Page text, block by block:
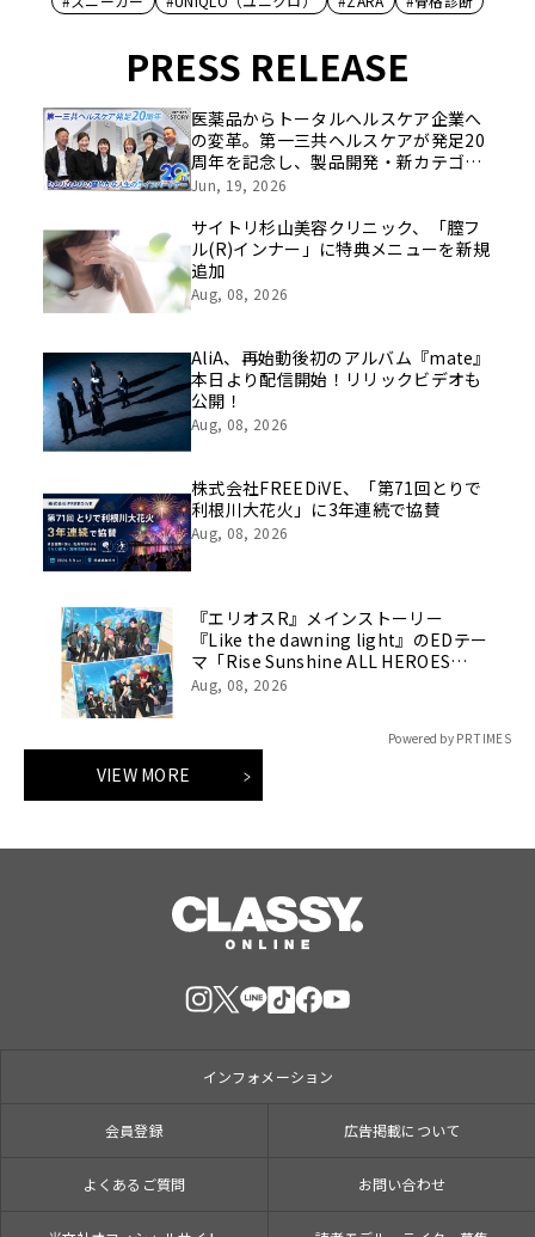
PRESS RELEASE
医薬品からトータルヘルスケア企業へ
の変革。第一三共ヘルスケアが発足20
周年を記念し、製品開発・新カテゴリ
挑戦の舞台や旧社統合時のエピソード
像を公開！
Jun, 19, 2026
サイトリ杉山美容クリニック、「膣フ
ル(R)インナー」に特典メニューを新規
追加
Aug, 08, 2026
AliA、再始動後初のアルバム『mate』
本日より配信開始！リリックビデオも
公開！
Aug, 08, 2026
株式会社FREEDiVE、「第71回とりで
利根川大花火」に3年連続で協賛
Aug, 08, 2026
『エリオスR』メインストーリー
『Like the dawning light』のEDテー
マ「Rise Sunshine ALL HEROES
Ver.」がフルサイズ配信決定！
Aug, 08, 2026
Powered by PR TIMES
VIEW MORE
インフォメーション
会員登録 広告掲載について
よくあるご質問 お問い合わせ